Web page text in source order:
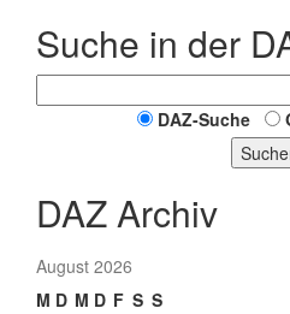
Suche in der
DAZ-Suche
DAZ Archiv
August 2026
M D M D F S S